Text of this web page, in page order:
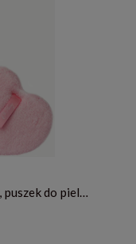
Oh Flossy - Miękka gąbka, myjka, puszek do pielęgnacji twarzy i demakijażu